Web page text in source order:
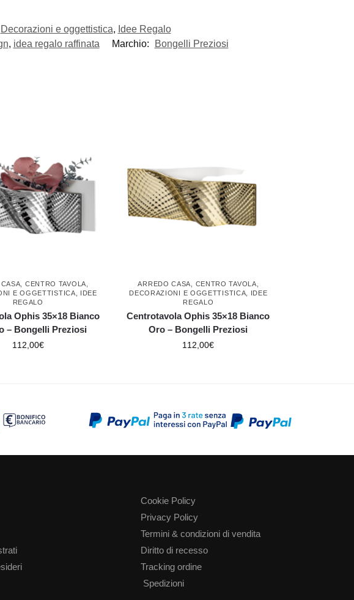
Decorazioni e oggettistica, Idee Regalo
, idea regalo raffinata Marchio: Bongelli Preziosi
CENTRO TAVOLA
E OGGETTISTICA
IDEE
REGALO
Ophis 35×18 Bianco
– Bongelli Preziosi
112,00€
ARREDO CASA CENTRO TAVOLA
DECORAZIONI E OGGETTISTICA
IDEE
REGALO
Centrotavola Ophis 35×18 Bianco
Oro – Bongelli Preziosi
112,00€
Cookie Policy
Privacy Policy
Termini & condizioni di vendita
Diritto di recesso
Tracking ordine
Spedizioni